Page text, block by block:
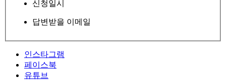
신청일시
답변받을 이메일
인스타그램
페이스북
유튜브